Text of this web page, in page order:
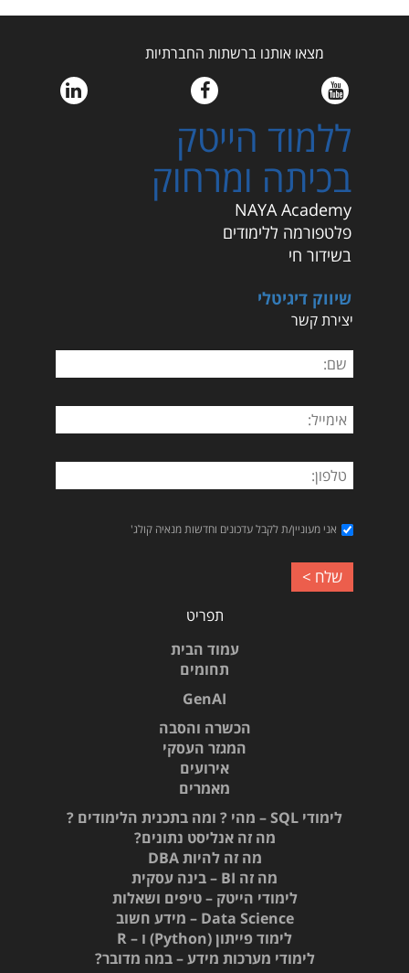
מצאו אותנו ברשתות החברתיות
ללמוד הייטק
בכיתה ומרחוק
NAYA Academy
פלטפורמה ללימודים
בשידור חי
שיווק דיגיטלי
יצירת קשר
אני מעוניין/ת לקבל עדכונים וחדשות מנאיה קולג'
תפריט
עמוד הבית
תחומים
GenAI
הכשרה והסבה
המגזר העסקי
אירועים
מאמרים
לימודי SQL – מהי ? ומה בתכנית הלימודים ?
מה זה אנליסט נתונים?
מה זה להיות DBA
מה זה BI – בינה עסקית
לימודי הייטק – טיפים ושאלות
Data Science – מידע חשוב
לימוד פייתון (Python) ו – R
לימודי מערכות מידע – במה מדובר?